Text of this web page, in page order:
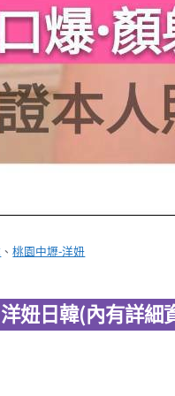
、桃園中壢-洋妞
妞日韓(內有詳細